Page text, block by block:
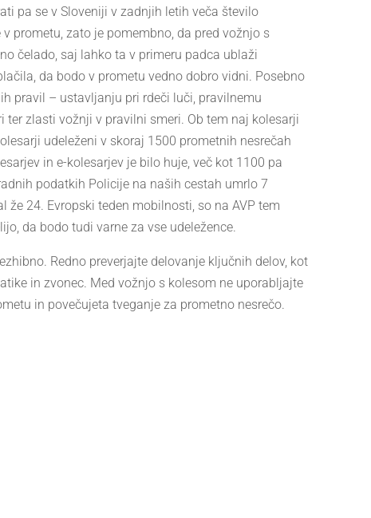
pa se v Sloveniji v zadnjih letih veča število
prometu, zato je pomembno, da pred vožnjo s
čelado, saj lahko ta v primeru padca ublaži
da bodo v prometu vedno dobro vidni. Posebno
pravil – ustavljanju pri rdeči luči, pravilnemu
zlasti vožnji v pravilni smeri. Ob tem naj kolesarji
udeleženi v skoraj 1500 prometnih nesrečah
in e-kolesarjev je bilo huje, več kot 1100 pa
podatkih Policije na naših cestah umrlo 7
že 24. Evropski teden mobilnosti, so na AVP tem
da bodo tudi varne za vse udeležence.
Redno preverjajte delovanje ključnih delov, kot
in zvonec. Med vožnjo s kolesom ne uporabljajte
in povečujeta tveganje za prometno nesrečo.